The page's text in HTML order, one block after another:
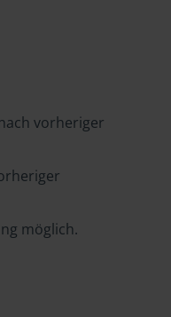
vorheriger
möglich.